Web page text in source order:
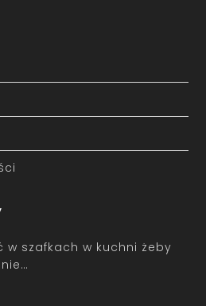
w szafkach w kuchni żeby